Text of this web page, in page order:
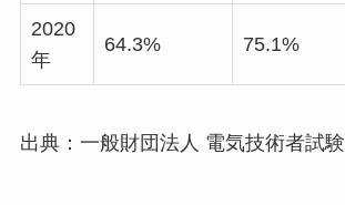
2020
年
64.3% 75.1%
出典：一般財団法人 電気技術者試